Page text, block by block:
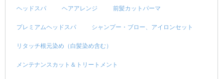
ヘッドスパ ヘアアレンジ 前髪カットパーマ
プレミアムヘッドスパ シャンプー・ブロー、アイロンセット
リタッチ根元染め（白髪染め含む）
メンテナンスカット＆トリートメント